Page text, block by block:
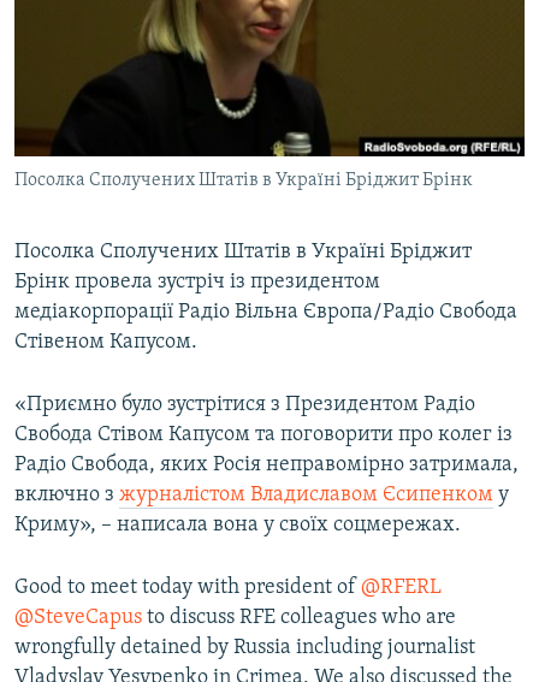
СВІДЧЕННЯ ОКУПАЦІЇ
УКРАЇНСЬКА ПРОБЛЕМА КРИМУ
ІНФОГРАФІКА
ДОЛУЧАЙСЯ!
Посолка Сполучених Штатів в Україні Бріджит Брінк
Посолка Сполучених Штатів в Україні Бріджит
Брінк провела зустріч із президентом
медіакорпорації Радіо Вільна Європа/Радіо Свобода
Стівеном Капусом.
«Приємно було зустрітися з Президентом Радіо
Свобода Стівом Капусом та поговорити про колег із
Радіо Свобода, яких Росія неправомірно затримала,
включно з журналістом Владиславом Єсипенком у
Криму», – написала вона у своїх соцмережах.
Good to meet today with president of @RFERL
@SteveCapus to discuss RFE colleagues who are
wrongfully detained by Russia including journalist